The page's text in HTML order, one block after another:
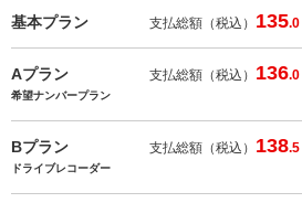
基本プラン 支払総額（税込） 135.0
Aプラン 支払総額（税込） 136.0
希望ナンバープラン
Bプラン 支払総額（税込） 138.5
ドライブレコーダー